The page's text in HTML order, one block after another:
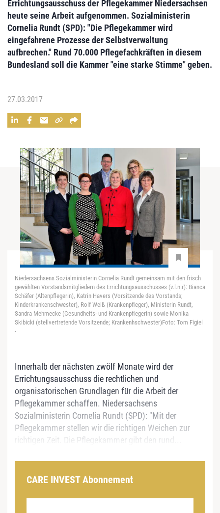
Errichtungsausschuss der Pflegekammer Niedersachsen
heute seine Arbeit aufgenommen. Sozialministerin
Cornelia Rundt (SPD): "Die Pflegekammer wird
eingefahrene Prozesse der Selbstverwaltung
aufbrechen." Rund 70.000 Pflegefachkräften in diesem
Bundesland soll die Kammer "eine starke Stimme" geben.
27.03.2017
Niedersachsens Sozialministerin Cornelia Rundt gemeinsam mit den frisch
gewählten Vorstandsmitgliedern des Errichtungsausschusses (v.l.n.r): Bianca
Schäfer (Altenpflegerin), Katrin Havers (Vorsitzende des Vorstands;
Kinderkrankenschwester), Rolf Weiß (Krankenpfleger), Ministerin Rundt,
Sandra Mehmecke (Gesundheits- und Krankenpflegerin) sowie Monika
Skibicki (stellvertretende Vorsitzende; Krankenhschwester)Foto: Tom Figiel
-
Innerhalb der nächsten zwölf Monate wird der
Errichtungsausschuss die rechtlichen und
organisatorischen Grundlagen für die Arbeit der
Pflegekammer schaffen. Niedersachsens
Sozialministerin Cornelia Rundt (SPD): "Mit der
Pflegekammer stellen wir die richtigen Weichen zur
richtigen Zeit. Die Pflegekammer gibt den rund...
CARE INVEST Abonnement